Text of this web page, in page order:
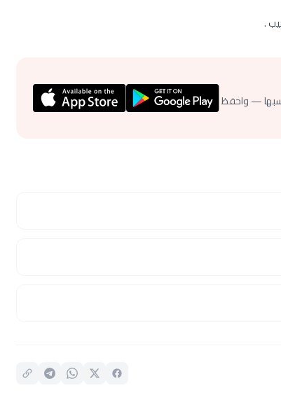
— واحفظ